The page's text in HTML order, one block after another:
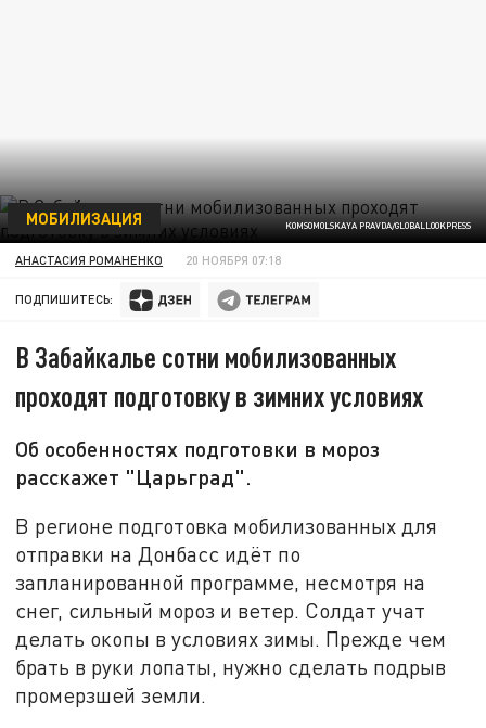
KOMSOMOLSKAYA PRAVDA/GLOBALLOOKPRESS
МОБИЛИЗАЦИЯ
АНАСТАСИЯ РОМАНЕНКО 20 НОЯБРЯ 07:18
ПОДПИШИТЕСЬ:
В Забайкалье сотни мобилизованных
проходят подготовку в зимних условиях
Об особенностях подготовки в мороз
расскажет "Царьград".
В регионе подготовка мобилизованных для
отправки на Донбасс идёт по
запланированной программе, несмотря на
снег, сильный мороз и ветер. Солдат учат
делать окопы в условиях зимы. Прежде чем
брать в руки лопаты, нужно сделать подрыв
промерзшей земли.